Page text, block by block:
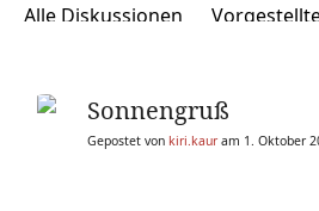
Alle Diskussionen
Yoga Psychologie und
Sonnengruß
Gepostet von kiri.kaur am 1. Oktober